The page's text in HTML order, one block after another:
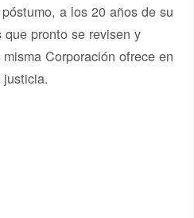
a los 20 años de su
pronto se revisen y
Corporación ofrece en